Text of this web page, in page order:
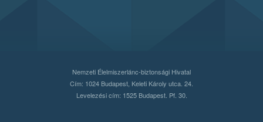
Nemzeti Élelmiszerlánc-biztonsági Hivatal
Cím: 1024 Budapest, Keleti Károly utca. 24.
Levelezési cím: 1525 Budapest. Pf. 30.